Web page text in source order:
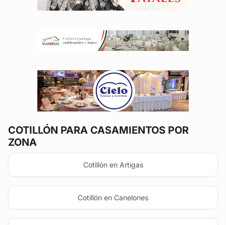
COTILLÓN PARA CASAMIENTOS POR
ZONA
Cotillón en Artigas
Cotillón en Canelones